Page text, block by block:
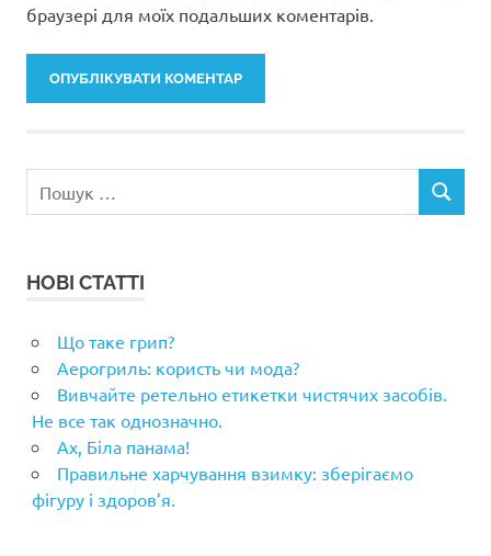
браузері для моїх подальших коментарів.
ПОШУК
НОВІ СТАТТІ
Що таке грип?
Аерогриль: користь чи мода?
Вивчайте ретельно етикетки чистячих засобів.
Не все так однозначно.
Ах, Біла панама!
Правильне харчування взимку: зберігаємо
фігуру і здоров’я.